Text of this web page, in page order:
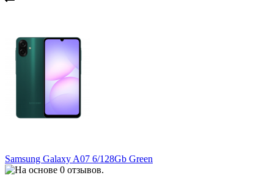
Samsung Galaxy A07 6/128Gb Green